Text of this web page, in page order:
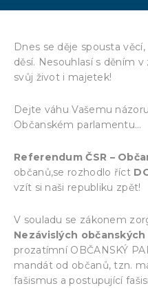
Dnes se děje spousta
děsí. Nesouhlasí s děním
svůj život i majetek!
Dejte váhu Vašemu
Občanském parlamentu…
Referendum ČSR –
občanů,se rozhodlo říct
vzít si naši republiku zpět!
V souladu se zákonem
Nezávislých
prozatímní OBČANSKÝ
mandát od občanů, tzn.
fašismus a postupující